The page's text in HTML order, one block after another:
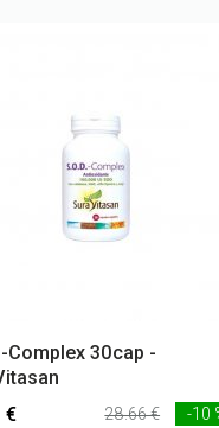
Complex 30cap -
€
28.66 € -10